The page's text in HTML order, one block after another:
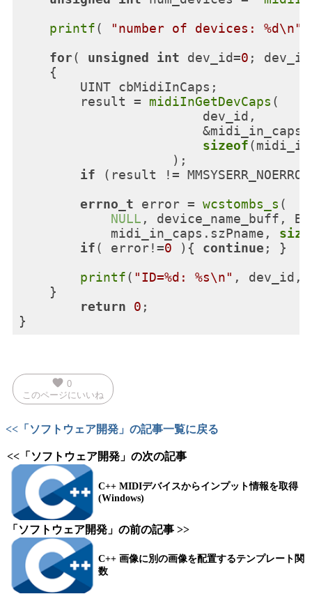
printf( "number of devices: %d\n"
for( unsigned int dev_id=0 ;
    {
        UINT cbMidiInCaps;
        result =
midiInGetDevCaps (
                        dev_id,
                        &midi_in_caps,
sizeof
                    );
if (result !=
errno_t error = wcstombs_s (
NULL , device_name_buff,
            midi_in_caps.szPname,
if( error!=0 ){ continue ; }
printf( "ID=%d: %s\n" , dev_id,
    }
return
0 ;
favorite 0
このページにいいね
<<「ソフトウェア開発」の記事一覧に戻る
<<「ソフトウェア開発」の次の記事
C++ MIDIデバイスからインプット情報を取得
(Windows)
「ソフトウェア開発」の前の記事 >>
C++ 画像に別の画像を配置するテンプレート関
数